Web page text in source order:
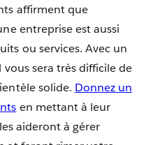
affirment que
entreprise est aussi
ou services. Avec un
sera très difficile de
solide. Donnez un
en mettant à leur
aideront à gérer